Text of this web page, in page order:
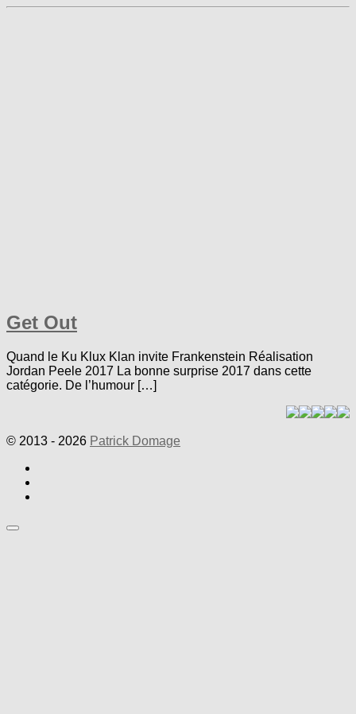
Get Out
Quand le Ku Klux Klan invite Frankenstein Réalisation
Jordan Peele 2017 La bonne surprise 2017 dans cette
catégorie. De l’humour […]
© 2013 - 2026 Patrick Domage